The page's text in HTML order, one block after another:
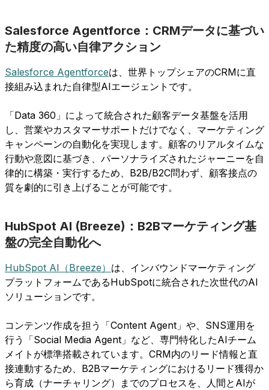
Salesforce Agentforce：CRMデータに基づい
た精度の高い自律アクション
Salesforce Agentforceは、世界トップシェアのCRMに直
接組み込まれた自律型AIエージェントです。
「Data 360」によって統合された顧客データ基盤を活用
し、営業やカスタマーサポートだけでなく、マーケティング
キャンペーンの自動化を実現します。顧客のリアルタイムな
行動や意図に基づき、パーソナライズされたジャーニーを自
律的に構築・実行するため、B2B/B2C問わず、顧客接点の
質を劇的に引き上げることが可能です。
HubSpot AI (Breeze)：B2Bマーケティング基
盤の完全自動化へ
HubSpot AI（Breeze） は、インバウンドマーケティング
プラットフォームであるHubSpotに統合された次世代のAI
ソリューションです。
コンテンツ作成を担う「Content Agent」や、SNS運用を
行う「Social Media Agent」など、専門特化したAIチーム
メイトが標準搭載されています。CRM内のリード情報と直
接連動するため、B2Bマーケティングにおけるリード獲得か
ら育成（ナーチャリング）までのプロセスを、人間とAIが